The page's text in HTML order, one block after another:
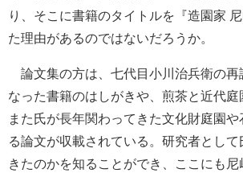
り、そこに書籍のタイトルを『造園家 尼
た理由があるのではないだろうか。
論文集の方は、七代目小川治兵衛の再
なった書籍のはしがきや、煎茶と近代庭
また氏が長年関わってきた文化財庭園
る論文が収載されている。研究者として
きたのかを知ることができ、ここにも